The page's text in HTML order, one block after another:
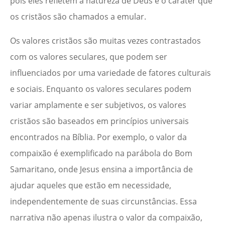
os cristãos são chamados a emular.
Os valores cristãos são muitas vezes contrastados
com os valores seculares, que podem ser
influenciados por uma variedade de fatores culturais
e sociais. Enquanto os valores seculares podem
variar amplamente e ser subjetivos, os valores
cristãos são baseados em princípios universais
encontrados na Bíblia. Por exemplo, o valor da
compaixão é exemplificado na parábola do Bom
Samaritano, onde Jesus ensina a importância de
ajudar aqueles que estão em necessidade,
independentemente de suas circunstâncias. Essa
narrativa não apenas ilustra o valor da compaixão,